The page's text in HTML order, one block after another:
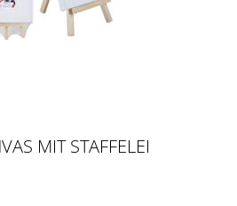
MIT STAFFELEI